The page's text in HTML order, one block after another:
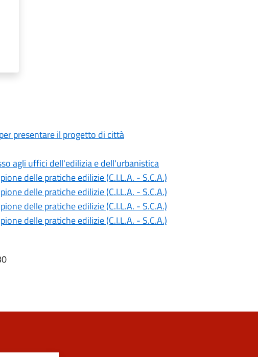
presentare il progetto di città
agli uffici dell'edilizia e dell'urbanistica
delle pratiche edilizie (C.I.L.A. - S.C.A.)
delle pratiche edilizie (C.I.L.A. - S.C.A.)
delle pratiche edilizie (C.I.L.A. - S.C.A.)
delle pratiche edilizie (C.I.L.A. - S.C.A.)